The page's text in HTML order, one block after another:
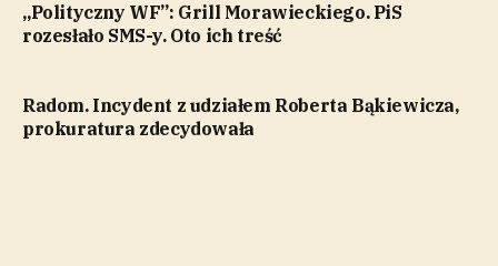
„Polityczny WF”: Grill Morawieckiego. PiS
rozesłało SMS-y. Oto ich treść
Radom. Incydent z udziałem Roberta Bąkiewicza,
prokuratura zdecydowała